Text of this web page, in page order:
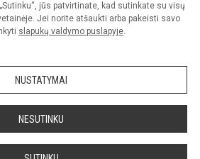
jūs patvirtinate, kad sutinkate su visų
Jei norite atšaukti arba pakeisti savo
slapukų valdymo puslapyje.
NUSTATYMAI
NESUTINKU
paraiška Slapukų valdymas